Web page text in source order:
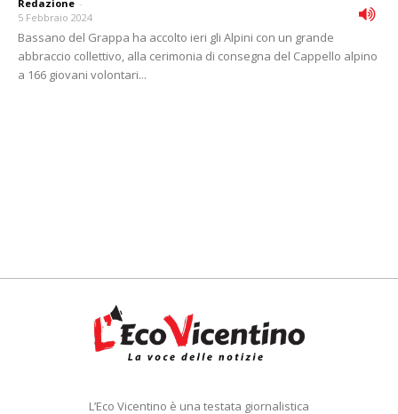
Redazione -
5 Febbraio 2024
Bassano del Grappa ha accolto ieri gli Alpini con un grande
abbraccio collettivo, alla cerimonia di consegna del Cappello alpino
a 166 giovani volontari...
L’Eco Vicentino è una testata giornalistica